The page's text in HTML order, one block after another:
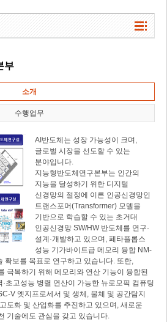
부
소개
수행업무
AI반도체는 성장 가능성이 크며,
글로벌 시장을 선도할 수 있는
분야입니다.
지능형반도체연구본부는 인간의
지능을 달성하기 위한 디지털
신경망의 절정에 이른 인공신경망인
트랜스포머(Transformer) 모델을
기반으로 학습할 수 있는 초거대
인공신경망 SW/HW 반도체를 연구·
설계·개발하고 있으며, 페타플롭스
성능 기가바이트급 메모리 융합 NM-
확보를 목표로 연구하고 있습니다. 또한,
극복하기 위해 메모리와 연산 기능이 융합된
초고성능 병렬 연산이 가능한 뉴로모픽 컴퓨팅
V 엣지프로세서 및 생체, 물체 및 공간탐지
도화 및 산업화를 추진하고 있으며, 새로운
기술에도 관심을 갖고 있습니다.